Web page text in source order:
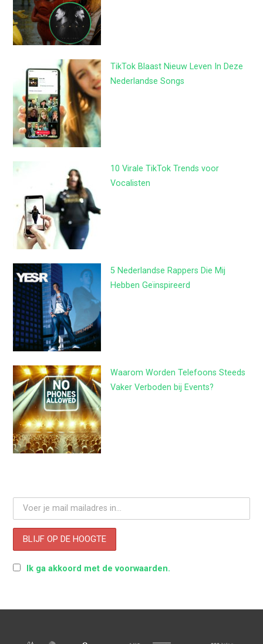
TikTok Blaast Nieuw Leven In Deze
Nederlandse Songs
10 Virale TikTok Trends voor
Vocalisten
5 Nederlandse Rappers Die Mij
Hebben Geïnspireerd
Waarom Worden Telefoons Steeds
Vaker Verboden bij Events?
Ik ga akkoord met de voorwaarden.